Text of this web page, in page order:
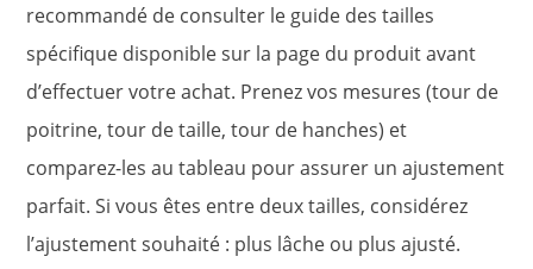
recommandé de consulter le guide des tailles
spécifique disponible sur la page du produit avant
d’effectuer votre achat. Prenez vos mesures (tour de
poitrine, tour de taille, tour de hanches) et
comparez-les au tableau pour assurer un ajustement
parfait. Si vous êtes entre deux tailles, considérez
l’ajustement souhaité : plus lâche ou plus ajusté.